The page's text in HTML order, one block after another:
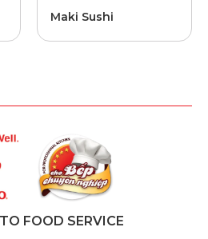
Maki Sushi
FOOD SERVICE